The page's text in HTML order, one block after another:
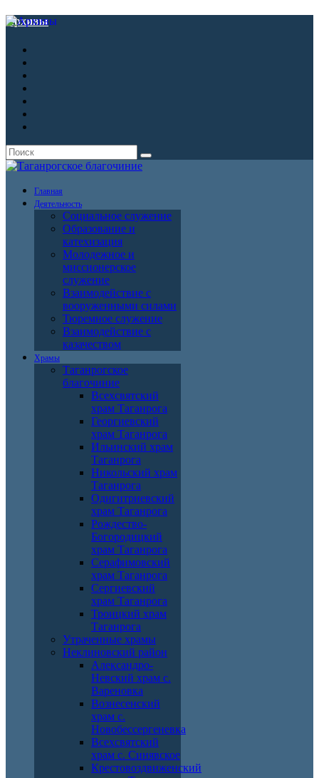
Архивы
Главная
Деятельность
Социальное служение
Образование и
катехизация
Молодежное и
миссионерское
служение
Взаимодействие с
вооруженными силами
Тюремное служение
Взаимодействие с
казачеством
Храмы
Таганрогское
благочиние
Всехсвятский
храм Таганрога
Георгиевский
храм Таганрога
Ильинский храм
Таганрога
Никольский храм
Таганрога
Одигитриевский
храм Таганрога
Рождество-
Богородицкий
храм Таганрога
Серафимовский
храм Таганрога
Сергиевский
храм Таганрога
Троицкий храм
Таганрога
Утраченные храмы
Неклиновский район
Александро-
Невский храм с.
Вареновка
Вознесенский
храм с.
Новобессергеневка
Всехсвятский
храм с. Синявское
Крестовоздвиженский